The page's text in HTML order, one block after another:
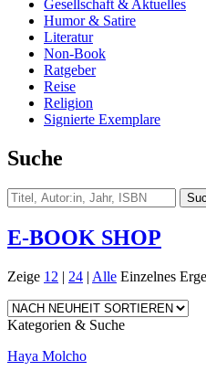
Gesellschaft & Aktuelles
Humor & Satire
Literatur
Non-Book
Ratgeber
Reise
Religion
Signierte Exemplare
Suche
E-BOOK SHOP
Zeige 12 | 24 | Alle Einzelnes
Kategorien & Suche
Haya Molcho